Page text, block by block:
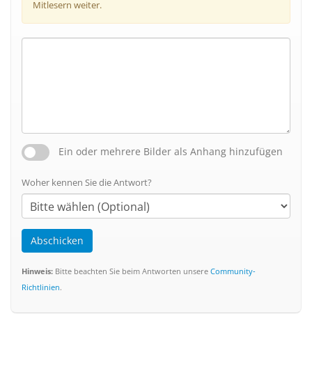
Mitlesern weiter.
Ein oder mehrere Bilder als Anhang hinzufügen
Woher kennen Sie die Antwort?
Abschicken
Hinweis: Bitte beachten Sie beim Antworten unsere Community-
Richtlinien.